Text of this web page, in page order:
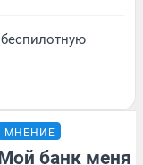
МНЕНИЕ
банк меня